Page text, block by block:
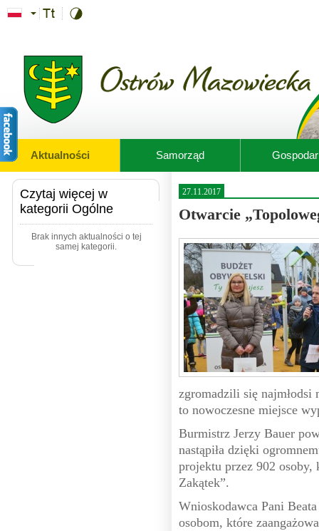
Przejdź do treści
Aktualności Samorząd
Czytaj więcej w
kategorii Ogólne
Brak innych aktualności o tej
samej kategorii.
27.11.2017
Otwarcie
zgromadzili się najmłodsi
to nowoczesne miejsce
Burmistrz Jerzy Bauer
nastąpiła dzięki
projektu przez 902 osoby,
Zakątek”.
Wnioskodawca Pani
osobom, które